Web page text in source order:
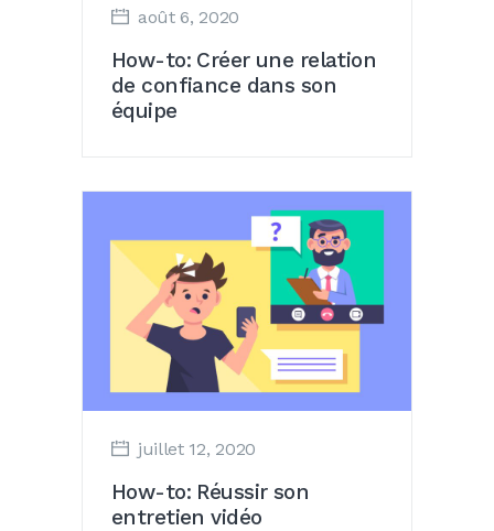
août 6, 2020
How-to: Créer une relation
de confiance dans son
équipe
juillet 12, 2020
How-to: Réussir son
entretien vidéo